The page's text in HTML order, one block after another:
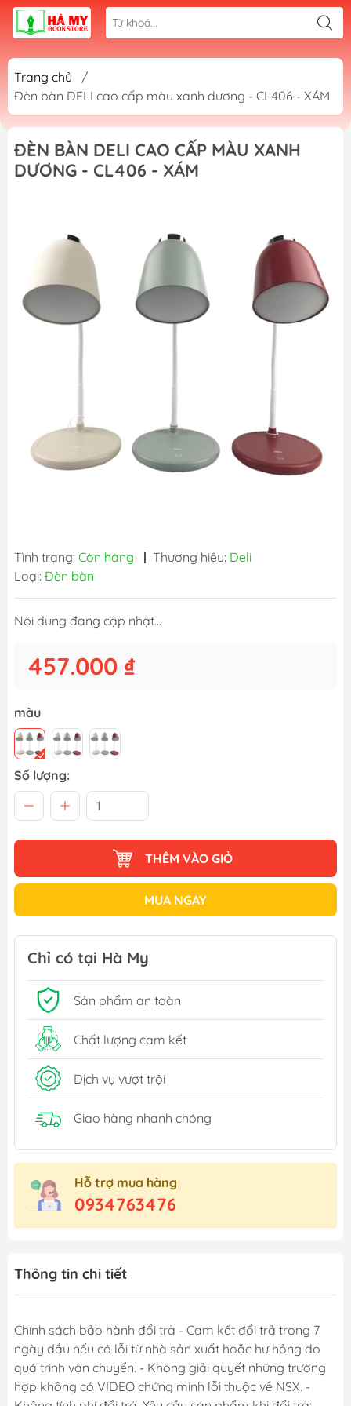
Trang chủ
/
Đèn bàn DELI cao cấp màu xanh dương - CL406 - XÁM
ĐÈN BÀN DELI CAO CẤP MÀU XANH
DƯƠNG - CL406 - XÁM
Tình trạng: Còn hàng | Thương hiệu: Deli
Loại: Đèn bàn
Nội dung đang cập nhật...
457.000 ₫
màu
Số lượng:
THÊM VÀO GIỎ
MUA NGAY
Chỉ có tại Hà My
Sản phẩm an toàn
Chất lượng cam kết
Dịch vụ vượt trội
Giao hàng nhanh chóng
Hỗ trợ mua hàng
0934763476
Thông tin chi tiết
Chính sách bảo hành đổi trả - Cam kết đổi trả trong 7
ngày đầu nếu có lỗi từ nhà sản xuất hoặc hư hỏng do
quá trình vận chuyển. - Không giải quyết những trường
hợp không có VIDEO chứng minh lỗi thuộc về NSX. -